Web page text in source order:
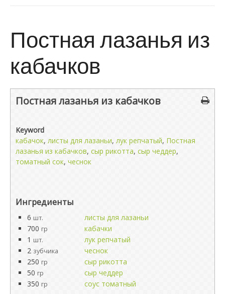
Постная лазанья из
кабачков
Постная лазанья из кабачков
Keyword
кабачок, листы для лазаньи, лук репчатый, Постная
лазанья из кабачков, сыр рикотта, сыр чеддер,
томатный сок, чеснок
Ингредиенты
6 шт.
листы для лазаньи
700 гр
кабачки
1 шт.
лук репчатый
2 зубчика
чеснок
250 гр
сыр рикотта
50 гр
сыр чеддер
350 гр соус томатный